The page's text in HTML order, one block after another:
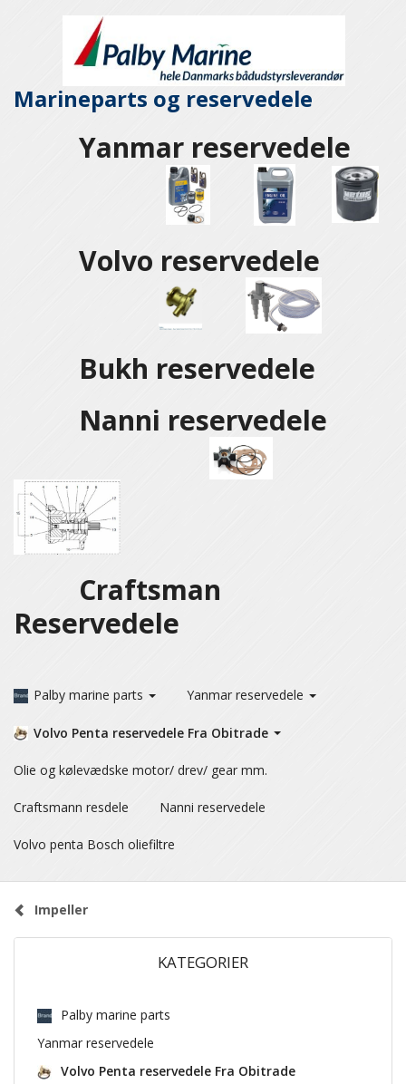
Marineparts og reservedele
Yanmar reservedele
Volvo reservedele
Bukh reservedele
Nanni reservedele
Craftsman
Reservedele
Palby marine parts Yanmar reservedele
Volvo Penta reservedele Fra Obitrade
Olie og kølevædske motor/ drev/ gear mm.
Craftsmann resdele Nanni reservedele
Volvo penta Bosch oliefiltre
Impeller
KATEGORIER
Palby marine parts
Yanmar reservedele
Volvo Penta reservedele Fra Obitrade